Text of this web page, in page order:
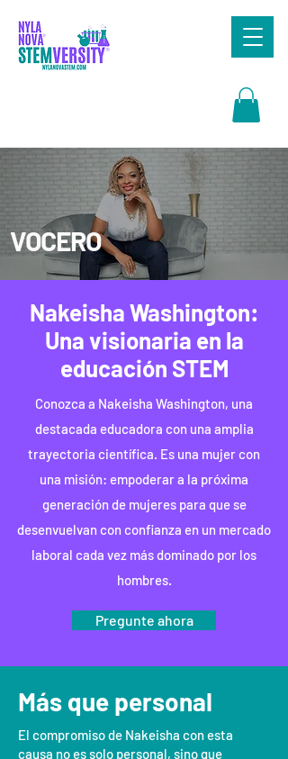
VOCERO
Nakeisha Washington:
Una visionaria en la
educación STEM
Conozca a Nakeisha Washington, una
destacada educadora con una amplia
trayectoria científica. Es una mujer con
una misión: empoderar a la próxima
generación de mujeres para que se
desenvuelvan con confianza en un mercado
laboral cada vez más dominado por los
hombres.
Pregunte ahora
Más que personal
El compromiso de Nakeisha con esta
causa no es solo personal, sino que